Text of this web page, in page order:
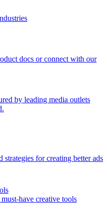
docs or connect with our
by leading media outlets
strategies for creating better ads
have creative tools